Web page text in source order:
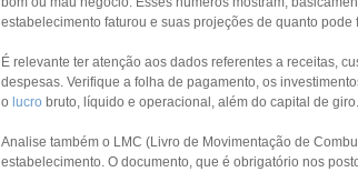
estabelecimento faturou e suas projeções de quanto pode
É relevante ter atenção aos dados referentes a receitas,
despesas. Verifique a folha de pagamento, os
o lucro bruto, líquido e operacional, além do capital de giro.
Analise também o LMC (Livro de Movimentação de
estabelecimento. O documento, que é obrigatório nos